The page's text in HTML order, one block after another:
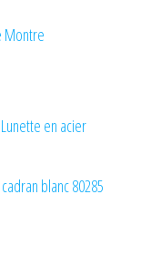
Montre
en acier
blanc 80285